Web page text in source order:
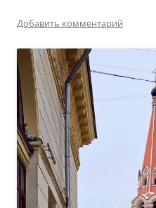
Добавить комментарий